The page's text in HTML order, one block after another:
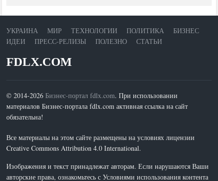
УКРАИНА МИР ТЕХНОЛОГИИ ПОЛИТИКА
БИЗНЕС
ИДЕИ
ПРЕСС-РЕЛИЗЫ ПОЛЕЗНО СТАТЬИ
FDLX.COM
© 2014-2026 Бизнес-портал fdlx.com. При использовании
материалов Бизнес-портала fdlx.com активная ссылка на сайт
обязательна!
Все материалы на этом сайте размещены на условиях лицензии
Creative Commons Attribution 4.0 International.
Изображения и текст принадлежат авторам. Если нарушаются Ваши
авторские права, ознакомьтесь с Условиями использования контента